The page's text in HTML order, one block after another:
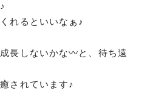
れるといいなぁ♪
長しないかな〰と、待ち遠
されています♪